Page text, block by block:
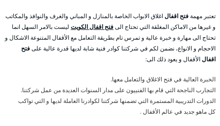
تعتبر مهمةفتح اقفالاغلاق الابواب الخاصة بالمنازل و المباني والغرف والنوافذ والمكاتب
و غيرها من الاماكن المغلقة التي تحتاج الىفتح اقفال الكويت ليست بالامر السهل انما
تحتاج الى مهارة و خبرة عالية و تمرس تام بطريقة التعامل مع الأقفال المتنوعة الاشكال و
الاحجام و الانواع، نضمن لكم في شركتنا كوادر فنية شابة لديها قدرة عالية علىفتح
اقفالالأقفال و يعود ذلك الى:
الخبرة العالية في فتح الاغلاق والتعامل معها.
التجارب الناجحة التي قام بها الفنييون على مدار السنوات العديدة من عمل شركتنا.
الدورات التدريبية المستمرة التي تضمنها شركتنا لكوادرنا العاملة لديها و التي تواكب
كل ماهو جديد في عالم الأقفال .